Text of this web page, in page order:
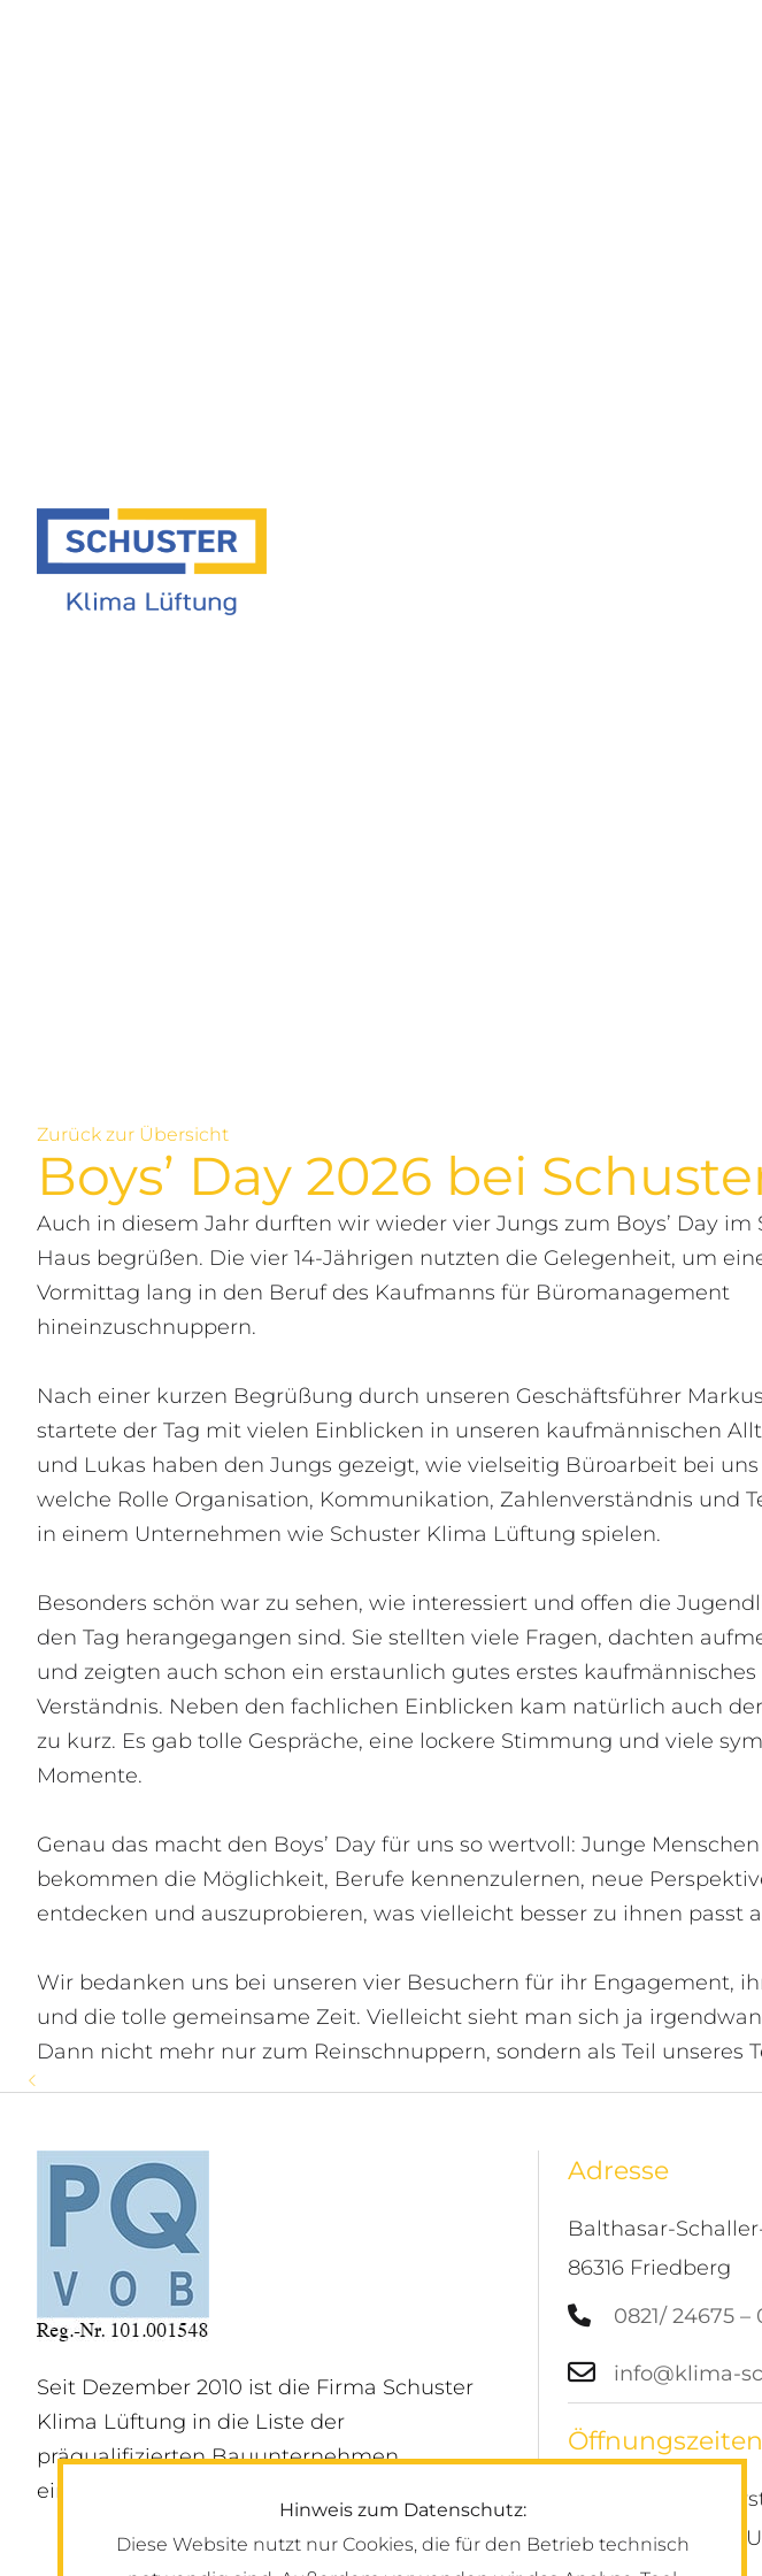
Hinweis zum Datenschutz:
Diese Website nutzt nur Cookies, die für den Betrieb technisch
Zurück zur Übersicht
Boys’ Day 2026 bei
Auch in diesem Jahr durften wir wieder vier Jungs zum Boys’ Day im
Haus begrüßen. Die vier 14-Jährigen nutzten die Gelegenheit, um
Vormittag lang in den Beruf des Kaufmanns für Büromanagement
hineinzuschnuppern.
Nach einer kurzen Begrüßung durch unseren Geschäftsführer
startete der Tag mit vielen Einblicken in unseren kaufmännischen
und Lukas haben den Jungs gezeigt, wie vielseitig Büroarbeit bei
welche Rolle Organisation, Kommunikation, Zahlenverständnis und
in einem Unternehmen wie Schuster Klima Lüftung spielen.
Besonders schön war zu sehen, wie interessiert und offen die
den Tag herangegangen sind. Sie stellten viele Fragen, dachten
und zeigten auch schon ein erstaunlich gutes erstes kaufmännisches
Verständnis. Neben den fachlichen Einblicken kam natürlich auch
zu kurz. Es gab tolle Gespräche, eine lockere Stimmung und viele
Momente.
Genau das macht den Boys’ Day für uns so wertvoll: Junge Menschen
bekommen die Möglichkeit, Berufe kennenzulernen, neue
entdecken und auszuprobieren, was vielleicht besser zu ihnen passt
Wir bedanken uns bei unseren vier Besuchern für ihr Engagement,
und die tolle gemeinsame Zeit. Vielleicht sieht man sich ja
Dann nicht mehr nur zum Reinschnuppern, sondern als Teil unseres
80 Jahre Schuster Klima Lüftung – ein
Ladies Stammtisch bei Schuster
Für eine bessere Zukunft: Gemeinsam
Seit Dezember 2010 ist die Firma Schuster
Klima Lüftung in die Liste der
präqualifizierten Bauunternehmen
eingetragen.
Adresse
Balthasar-
86316 Friedberg
0821/ 24675 –
info@klima-
Öffnungszeiten
Montag –
07:00 Uhr – 16:30